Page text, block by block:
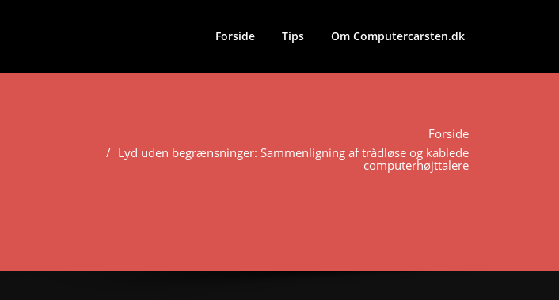
Forside Tips Om Computercarsten.dk
Forside
Lyd uden begrænsninger: Sammenligning af trådløse og kablede
computerhøjttalere